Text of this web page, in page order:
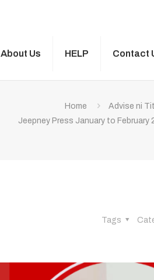
About Us HELP Contact
Home
Advise ni
Jeepney Press January to February
Tags